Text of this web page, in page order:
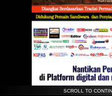
SCROLL TO